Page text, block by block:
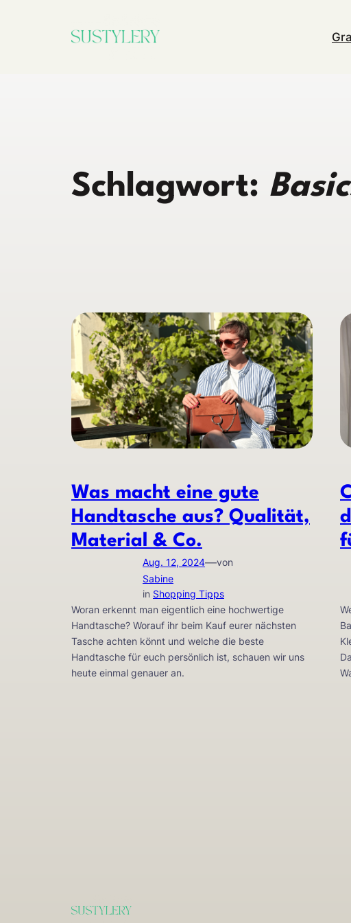
Schlagwort:
Was macht eine gute
Handtasche aus? Qualität,
Material & Co.
Aug. 12, 2024—von
Sabine
in Shopping Tipps
Woran erkennt man eigentlich eine hochwertige
Handtasche? Worauf ihr beim Kauf eurer nächsten
Tasche achten könnt und welche die beste
Handtasche für euch persönlich ist, schauen wir uns
heute einmal genauer an.